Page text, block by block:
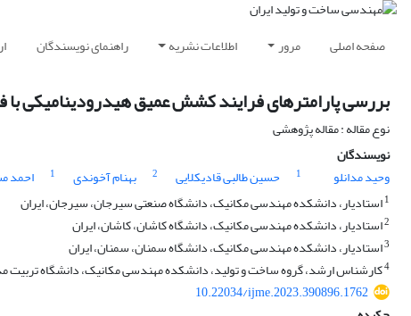
صفحه اصلی مرور اطلاعات نشریه راهنمای نویسندگان
بررسی پارامترهای فرایند کشش عمیق هیدرودینامیکی با
نوع مقاله : مقاله پژوهشی
نویسندگان
وحید مدانلو
1 حسین طالبی قادیکلایی 2 بهنام آخوندی 1 احمد
1استادیار، دانشکده مهندسی مکانیک، دانشگاه صنعتی سیرجان، سیرجان، ایران
2استادیار، دانشکده مهندسی مکانیک، دانشگاه کاشان، کاشان، ایران
3استادیار، دانشکده مهندسی مکانیک، دانشگاه سمنان، سمنان، ایران
4کارشناس ارشد، گروه ساخت و تولید، دانشکده مهندسی مکانیک، دانشگاه تربیت
10.22034/ijme.2023.390896.1762